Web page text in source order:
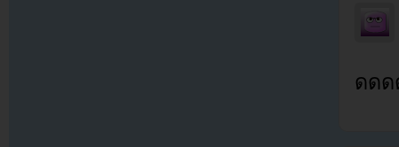
ดด